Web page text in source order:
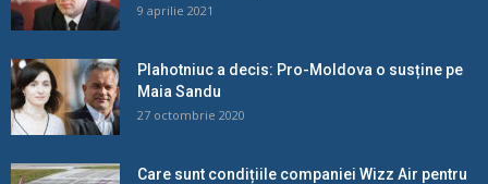
9 aprilie 2021
Plahotniuc a decis: Pro-Moldova o susține pe
Maia Sandu
27 octombrie 2020
Care sunt condițiile companiei Wizz Air pentru